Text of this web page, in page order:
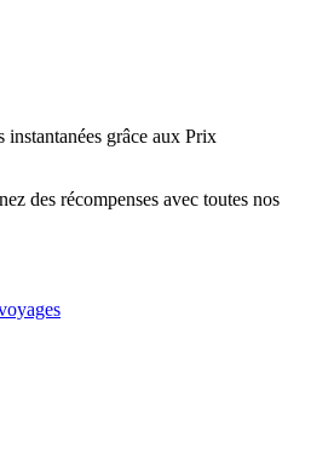
instantanées grâce aux Prix
des récompenses avec toutes nos